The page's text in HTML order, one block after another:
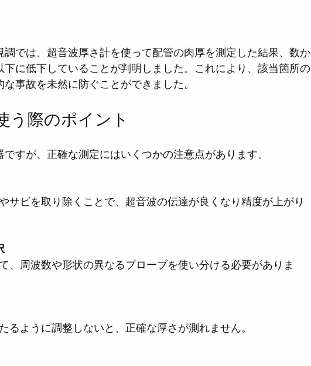
では、超音波厚さ計を使って配管の肉厚を測定した結果、数か
に低下していることが判明しました。これにより、該当箇所の
事故を未然に防ぐことができました。
う際のポイント
すが、正確な測定にはいくつかの注意点があります。
るように調整しないと、正確な厚さが測れません。